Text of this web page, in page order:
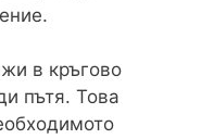
в кръгово
пътя. Това